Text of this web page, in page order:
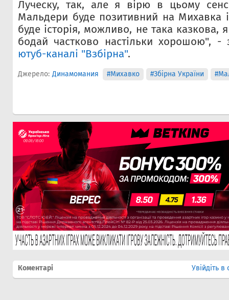
Луческу, так, але я вірю в цьому
Мальдери буде позитивний на
буде історія, можливо, не така казкова,
бодай частково настільки хорошою", -
ютуб-каналі "Взбірна".
Джерело: Динамомания #Михавко #Збірна України
Коментарі Увійдіть в